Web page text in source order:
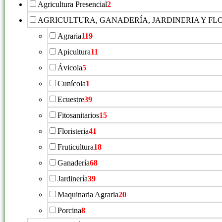
Agricultura Presencial2
AGRICULTURA, GANADERÍA, JARDINERIA Y
Agraria119
Apicultura11
Ávicola5
Cunícola1
Ecuestre39
Fitosanitarios15
Floristeria41
Fruticultura18
Ganadería68
Jardinería39
Maquinaria Agraria20
Porcina8